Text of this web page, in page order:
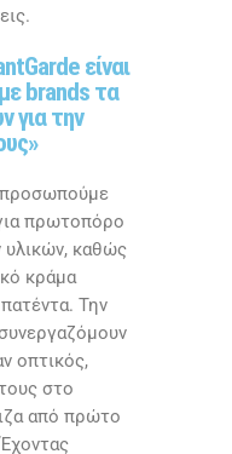
είναι
brands τα
για την
πρωτοπόρο
υλικών, καθώς
κράμα
Την
οπτικός,
στο
από πρώτο